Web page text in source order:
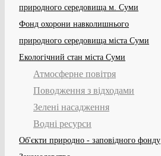
природного середовища м. Суми
Фонд охорони навколишнього
природного середовища міста Суми
Екологічний стан міста Суми
Атмосферне повітря
Поводження з відходами
Зелені насадження
Водні ресурси
Об'єкти природно - заповідного фонду